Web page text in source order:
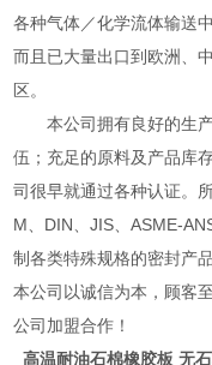
各种气体／化学流体输送
而且已大量出口到欧洲、
区。
本公司拥有良好的生产
伍；充足的原料及产品库
司很早就通过各种认证。
M、DIN、JIS、ASME-
制各类特殊规格的密封产品
本公司以诚信为本，顾客
公司加盟合作！
高温耐油石棉橡胶板 无